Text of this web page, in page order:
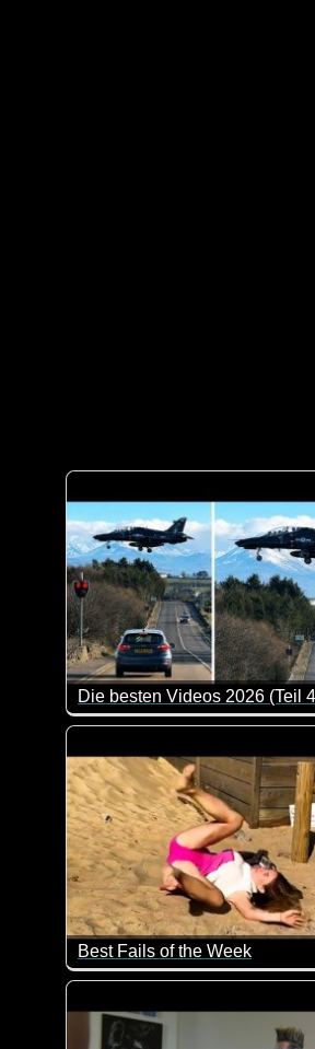
Die besten Videos 2026 (Teil
Eine tolle Zusammenstellung
Best Fails of the Week
Lauter fiese Hoppalas, die dir